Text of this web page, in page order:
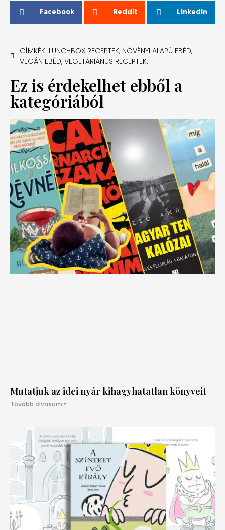
Facebook Reddit LinkedIn
CÍMKÉK: LUNCHBOX RECEPTEK, NÖVÉNYI ALAPÚ EBÉD,
VEGÁN EBÉD, VEGETÁRIÁNUS RECEPTEK.
Ez is érdekelhet ebből a
kategóriából
Mutatjuk az idei nyár kihagyhatatlan könyveit
Tovább olvasom »